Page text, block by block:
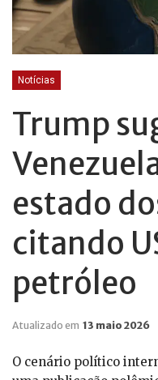
Notícias
Trump
estado
citando
petróleo
Atualizado em 13 maio 2026
O cenário político